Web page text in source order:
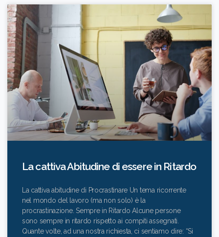
La cattiva Abitudine di essere in Ritardo
La cattiva abitudine di Procrastinare Un tema ricorrente
nel mondo del lavoro (ma non solo) è la
procrastinazione. Sempre in Ritardo Alcune persone
sono sempre in ritardo rispetto ai compiti assegnati.
Quante volte, ad una nostra richiesta, ci sentiamo dire: “Si